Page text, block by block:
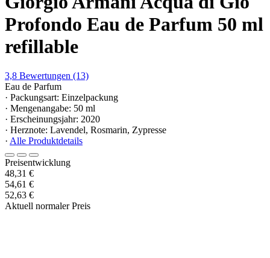
Profondo Eau de Parfum 50 ml
refillable
3,8 Bewertungen (13)
Eau de Parfum
· Packungsart: Einzelpackung
· Mengenangabe: 50 ml
· Erscheinungsjahr: 2020
· Herznote: Lavendel, Rosmarin, Zypresse
· Alle Produktdetails
Preisentwicklung
48,31 €
54,61 €
52,63 €
Aktuell normaler Preis